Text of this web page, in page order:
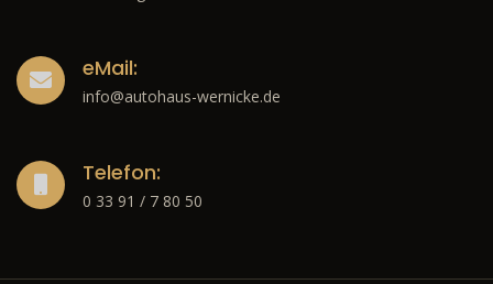
eMail:
info@autohaus-wernicke.de
Telefon:
0 33 91 / 7 80 50